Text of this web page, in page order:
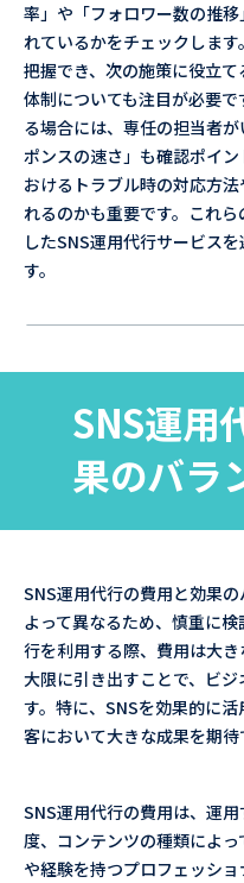
率」や「フォロワー数の推
れているかをチェックしま
把握でき、次の施策に役立
体制についても注目が必要
る場合には、専任の担当者
ポンスの速さ」も確認ポイ
おけるトラブル時の対応方
れるのかも重要です。これ
したSNS運用代行サービス
す。
SNS運用
果のバラ
SNS運用代行の費用と効果
よって異なるため、慎重に
行を利用する際、費用は大
大限に引き出すことで、ビ
す。特に、SNSを効果的に
客において大きな成果を期待
SNS運用代行の費用は、運
度、コンテンツの種類によ
や経験を持つプロフェッシ